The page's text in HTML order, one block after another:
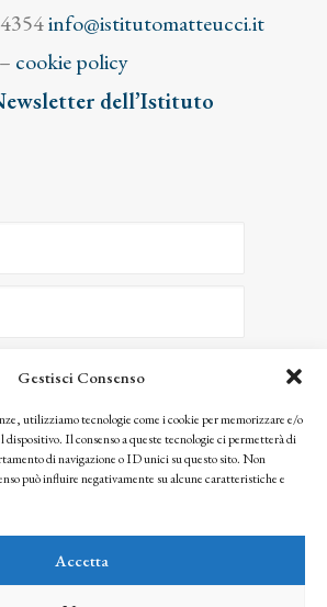
Gestisci Consenso
utilizziamo tecnologie come i cookie per memorizzare e/o
Il consenso a queste tecnologie ci permetterà di
di navigazione o ID unici su questo sito. Non
può influire negativamente su alcune caratteristiche e
Accetta
info@istitutomatteucci.it
– cookie policy
dell’Istituto
ISCRIVITI
riconosci che le tue informazioni saranno trattate
right reserved
dei diritti e dell’Istituto Matteucci